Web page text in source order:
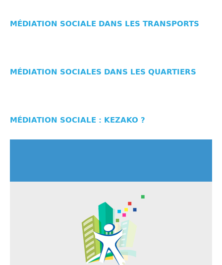
MÉDIATION SOCIALE DANS LES TRANSPORTS
MÉDIATION SOCIALES DANS LES QUARTIERS
MÉDIATION SOCIALE : KEZAKO ?